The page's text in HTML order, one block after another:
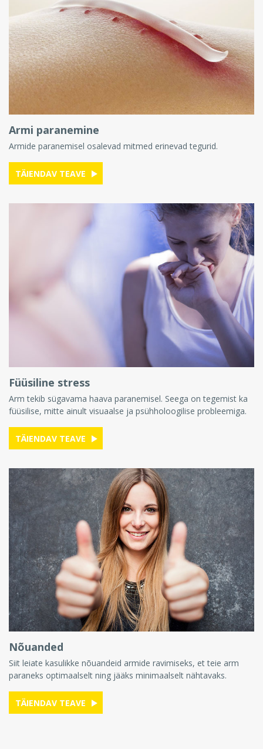
Armi paranemine
Armide paranemisel osalevad mitmed erinevad tegurid.
TÄIENDAV TEAVE
Füüsiline stress
Arm tekib sügavama haava paranemisel. Seega on tegemist ka
füüsilise, mitte ainult visuaalse ja psühholoogilise probleemiga.
TÄIENDAV TEAVE
Nõuanded
Siit leiate kasulikke nõuandeid armide ravimiseks, et teie arm
paraneks optimaalselt ning jääks minimaalselt nähtavaks.
TÄIENDAV TEAVE